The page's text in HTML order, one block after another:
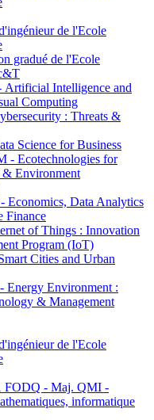
de l'Ecole
gradué de l'Ecole
Intelligence and
Computing
: Threats &
Science for Business
- Ecotechnologies for
& Environment
Economics, Data Analytics
Finance
of Things : Innovation
Program (IoT)
Cities and Urban
Energy Environment :
& Management
de l'Ecole
FODQ - Maj. QMI -
informatique